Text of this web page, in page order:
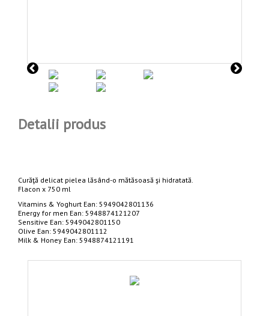
Detalii produs
Curăţă delicat pielea lăsând-o mătăsoasă şi hidratată.
Flacon x 750 ml
Vitamins & Yoghurt Ean: 5949042801136
Energy for men Ean: 5948874121207
Sensitive Ean: 5949042801150
Olive Ean: 5949042801112
Milk & Honey Ean: 5948874121191